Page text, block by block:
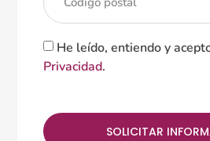
He leído, entiendo y
Privacidad.
SOLICITAR